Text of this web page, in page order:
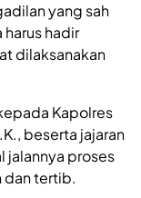
yang sah
hadir
dilaksanakan
Kapolres
beserta jajaran
jalannya proses
dan tertib.